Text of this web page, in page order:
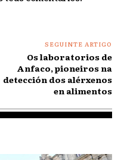
SEGUINTE ARTIGO
Os laboratorios de
Anfaco, pioneiros na
detección dos alérxenos
en alimentos